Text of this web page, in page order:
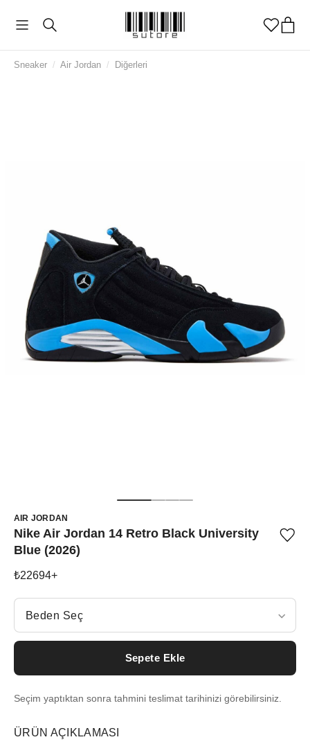
Sneaker / Air Jordan / Diğerleri
AIR JORDAN
Nike Air Jordan 14 Retro Black University
Blue (2026)
₺22694+
Beden Seç
Beden Seç
Sepete Ekle
Seçim yaptıktan sonra tahmini teslimat tarihinizi görebilirsiniz.
ÜRÜN AÇIKLAMASI